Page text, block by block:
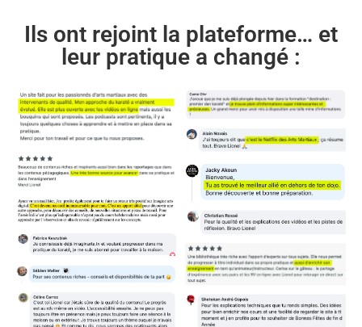
Ils ont rejoint la plateforme… et
leur pratique a changé :